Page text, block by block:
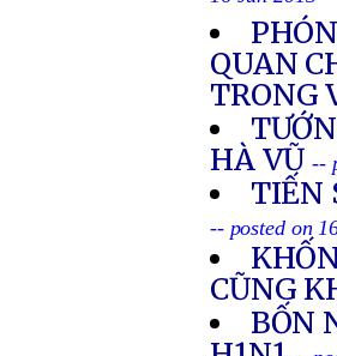
QUAN
TRONG
HÀ VŨ--
TIẾN
-- posted on
CŨNG
BỐN